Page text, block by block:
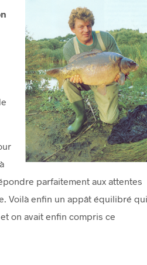
parfaitement aux attentes
Voilà enfin un appât équilibré qui
on avait enfin compris ce